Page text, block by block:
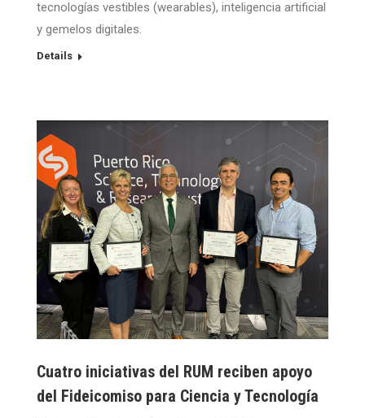
tecnologías vestibles (wearables), inteligencia artificial
y gemelos digitales.
Details
Cuatro iniciativas del RUM reciben apoyo
del Fideicomiso para Ciencia y Tecnología